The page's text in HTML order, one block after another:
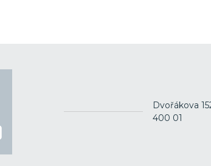
Dvořákova
400 01